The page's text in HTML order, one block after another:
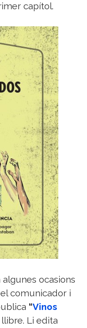
capítol.
ocasions
comunicador i
“Vinos
Li edita